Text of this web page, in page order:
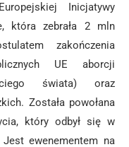
Inicjatywy
która zebrała 2 mln
zakończenia
UE aborcji
świata) oraz
Została powołana
który odbył się w
ewenementem na